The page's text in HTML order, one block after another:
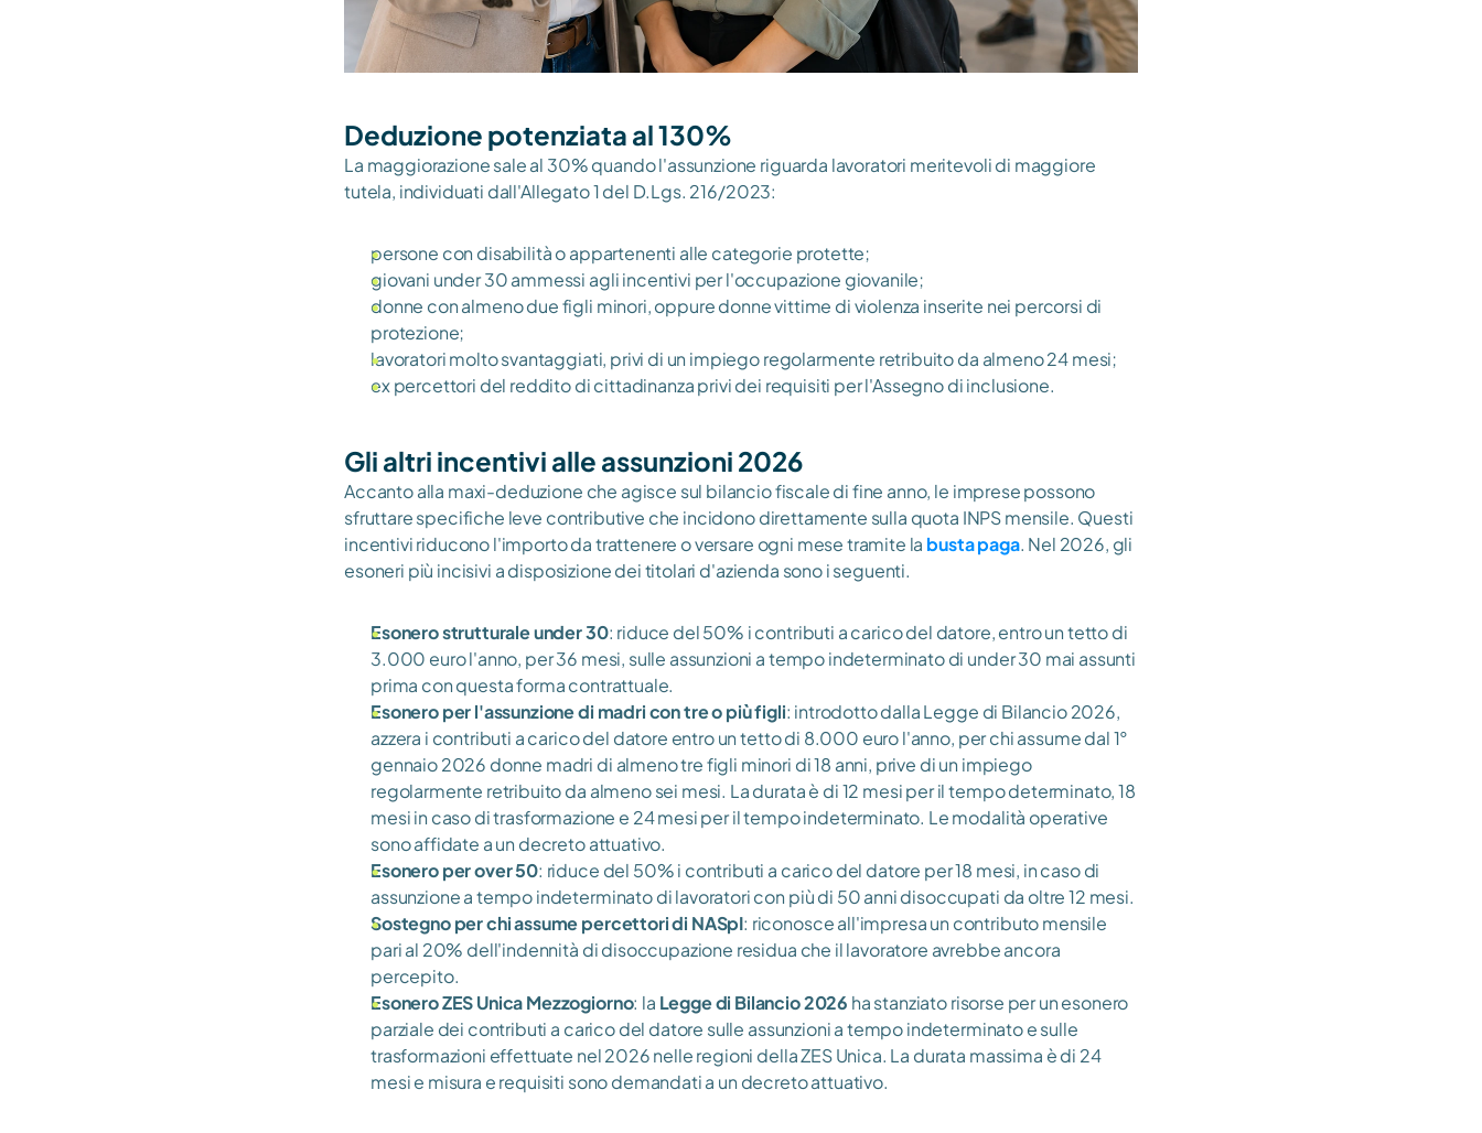
Deduzione potenziata al 130%
La maggiorazione sale al 30% quando l'assunzione riguarda lavoratori meritevoli di maggiore
tutela, individuati dall'Allegato 1 del D.Lgs. 216/2023:
persone con disabilità o appartenenti alle categorie protette;
giovani under 30 ammessi agli incentivi per l'occupazione giovanile;
donne con almeno due figli minori, oppure donne vittime di violenza inserite nei percorsi di
protezione;
lavoratori molto svantaggiati, privi di un impiego regolarmente retribuito da almeno 24 mesi;
ex percettori del reddito di cittadinanza privi dei requisiti per l'Assegno di inclusione.
Gli altri incentivi alle assunzioni 2026
Accanto alla maxi-deduzione che agisce sul bilancio fiscale di fine anno, le imprese possono
sfruttare specifiche leve contributive che incidono direttamente sulla quota INPS mensile. Questi
incentivi riducono l'importo da trattenere o versare ogni mese tramite la busta paga. Nel 2026, gli
esoneri più incisivi a disposizione dei titolari d'azienda sono i seguenti.
Esonero strutturale under 30: riduce del 50% i contributi a carico del datore, entro un tetto di
3.000 euro l'anno, per 36 mesi, sulle assunzioni a tempo indeterminato di under 30 mai assunti
prima con questa forma contrattuale.
Esonero per l'assunzione di madri con tre o più figli: introdotto dalla Legge di Bilancio 2026,
azzera i contributi a carico del datore entro un tetto di 8.000 euro l'anno, per chi assume dal 1°
gennaio 2026 donne madri di almeno tre figli minori di 18 anni, prive di un impiego
regolarmente retribuito da almeno sei mesi. La durata è di 12 mesi per il tempo determinato, 18
mesi in caso di trasformazione e 24 mesi per il tempo indeterminato. Le modalità operative
sono affidate a un decreto attuativo.
Esonero per over 50: riduce del 50% i contributi a carico del datore per 18 mesi, in caso di
assunzione a tempo indeterminato di lavoratori con più di 50 anni disoccupati da oltre 12 mesi.
Sostegno per chi assume percettori di NASpI: riconosce all'impresa un contributo mensile
pari al 20% dell'indennità di disoccupazione residua che il lavoratore avrebbe ancora
percepito.
Esonero ZES Unica Mezzogiorno: la Legge di Bilancio 2026 ha stanziato risorse per un esonero
parziale dei contributi a carico del datore sulle assunzioni a tempo indeterminato e sulle
trasformazioni effettuate nel 2026 nelle regioni della ZES Unica. La durata massima è di 24
mesi e misura e requisiti sono demandati a un decreto attuativo.